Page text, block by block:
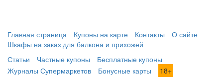
Главная страница Купоны на карте Контакты
О сайте
Шкафы на заказ для балкона и прихожей
Статьи
Частные купоны
Бесплатные купоны
Журналы Супермаркетов
Бонусные карты 18+